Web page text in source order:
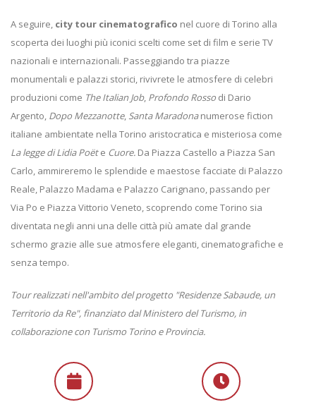
A seguire, city tour cinematografico nel cuore di Torino alla
scoperta dei luoghi più iconici scelti come set di film e serie TV
nazionali e internazionali. Passeggiando tra piazze
monumentali e palazzi storici, rivivrete le atmosfere di celebri
produzioni come The Italian Job, Profondo Rosso di Dario
Argento, Dopo Mezzanotte, Santa Maradonanumerose fiction
italiane ambientate nella Torino aristocratica e misteriosa come
La legge di Lidia Poëte Cuore. Da Piazza Castello a Piazza San
Carlo, ammireremo le splendide e maestose facciate di Palazzo
Reale, Palazzo Madama e Palazzo Carignano, passando per
Via Po e Piazza Vittorio Veneto, scoprendo come Torino sia
diventata negli anni una delle città più amate dal grande
schermo grazie alle sue atmosfere eleganti, cinematografiche e
senza tempo.
Tour realizzati nell'ambito del progetto "Residenze Sabaude, un
Territorio da Re", finanziato dal Ministero del Turismo, in
collaborazione con Turismo Torino e Provincia.